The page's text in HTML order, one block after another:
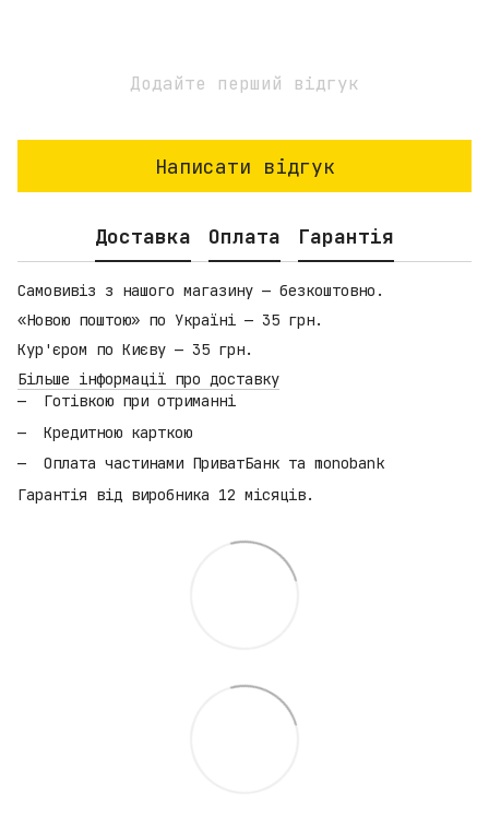
Додайте перший відгук
Написати відгук
Доставка Оплата Гарантія
Самовивіз з нашого магазину — безкоштовно.
«Новою поштою» по Україні — 35 грн.
Кур'єром по Києву — 35 грн.
Більше інформації про доставку
Готівкою при отриманні
Кредитною карткою
Оплата частинами ПриватБанк та monobank
Гарантія від виробника 12 місяців.